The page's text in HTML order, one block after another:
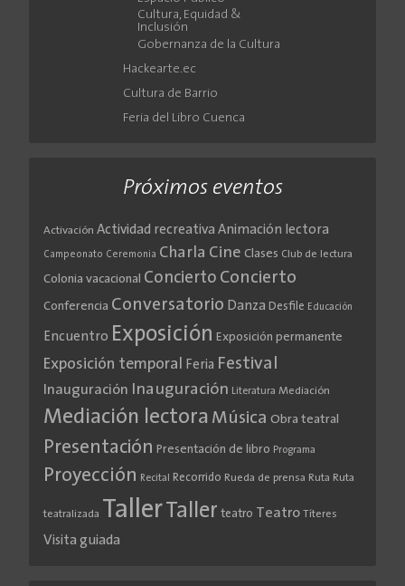
Cultura, Equidad &
Inclusión
Gobernanza de la Cultura
Hackearte.ec
Cultura de Barrio
Feria del Libro Cuenca
Próximos eventos
Activación Actividad recreativa Animación lectora
Campeonato Ceremonia Charla Cine Clases Club de lectura
Colonia vacacional Concierto Concierto
Conferencia Conversatorio Danza Desfile Educación
Encuentro Exposición Exposición permanente
Exposición temporal Feria Festival
Inauguración Inauguración Literatura Mediación
Mediación lectora Música Obra teatral
Presentación Presentación de libro Programa
Proyección Recital Recorrido Rueda de prensa Ruta Ruta
teatralizada Taller Taller teatro Teatro Títeres
Visita guiada